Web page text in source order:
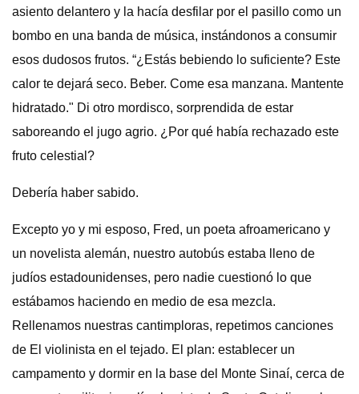
asiento delantero y la hacía desfilar por el pasillo como un
bombo en una banda de música, instándonos a consumir
esos dudosos frutos. “¿Estás bebiendo lo suficiente? Este
calor te dejará seco. Beber. Come esa manzana. Mantente
hidratado." Di otro mordisco, sorprendida de estar
saboreando el jugo agrio. ¿Por qué había rechazado este
fruto celestial?
Debería haber sabido.
Excepto yo y mi esposo, Fred, un poeta afroamericano y
un novelista alemán, nuestro autobús estaba lleno de
judíos estadounidenses, pero nadie cuestionó lo que
estábamos haciendo en medio de esa mezcla.
Rellenamos nuestras cantimploras, repetimos canciones
de El violinista en el tejado. El plan: establecer un
campamento y dormir en la base del Monte Sinaí, cerca de